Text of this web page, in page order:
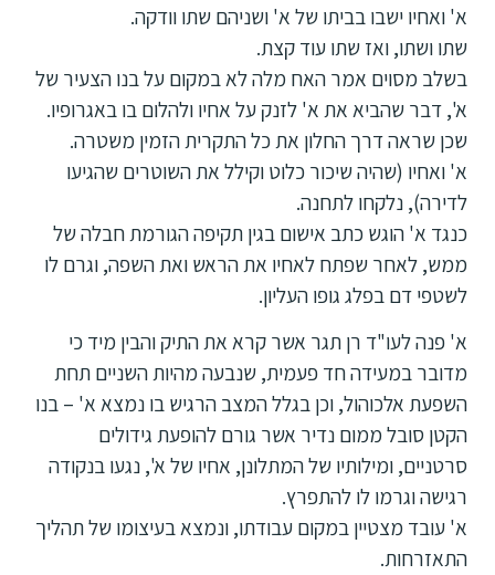
א' ואחיו ישבו בביתו של א' ושניהם שתו וודקה.
שתו ושתו, ואז שתו עוד קצת.
בשלב מסוים אמר האח מלה לא במקום על בנו הצעיר של
א', דבר שהביא את א' לזנק על אחיו ולהלום בו באגרופיו.
שכן שראה דרך החלון את כל התקרית הזמין משטרה.
א' ואחיו (שהיה שיכור כלוט וקילל את השוטרים שהגיעו
לדירה), נלקחו לתחנה.
כנגד א' הוגש כתב אישום בגין תקיפה הגורמת חבלה של
ממש, לאחר שפתח לאחיו את הראש ואת השפה, וגרם לו
לשטפי דם בפלג גופו העליון.
א' פנה לעו"ד רן תגר אשר קרא את התיק והבין מיד כי
מדובר במעידה חד פעמית, שנבעה מהיות השניים תחת
השפעת אלכוהול, וכן בגלל המצב הרגיש בו נמצא א' – בנו
הקטן סובל ממום נדיר אשר גורם להופעת גידולים
סרטניים, ומילותיו של המתלונן, אחיו של א', נגעו בנקודה
רגישה וגרמו לו להתפרץ.
א' עובד מצטיין במקום עבודתו, ונמצא בעיצומו של תהליך
התאזרחות.